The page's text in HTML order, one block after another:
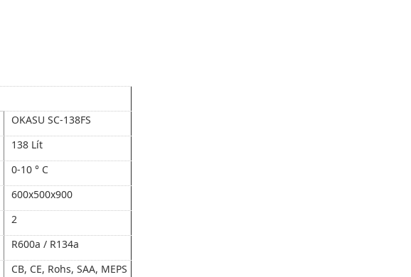
OKASU SC-138FS
138 Lít
0-10 ° C
600x500x900
2
R600a / R134a
CB, CE, Rohs, SAA, MEPS